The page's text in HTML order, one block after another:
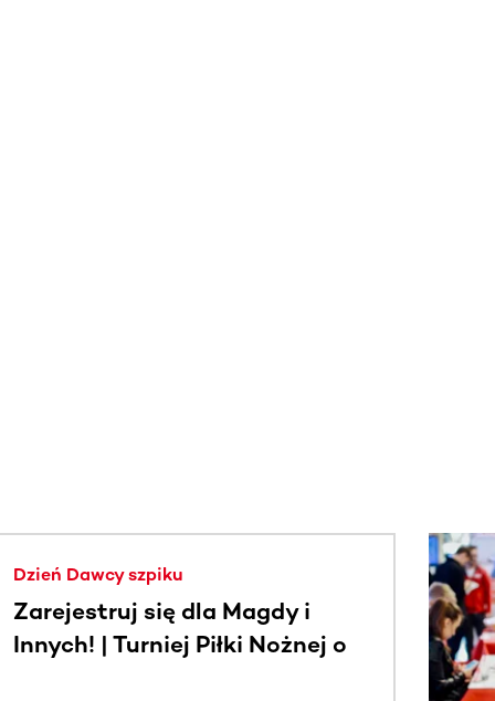
Dzień Dawcy szpiku
Zarejestruj się dla Magdy i
Innych! | Turniej Piłki Nożnej o